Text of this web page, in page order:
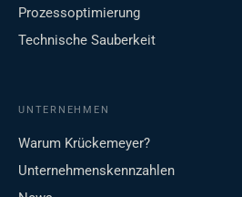
Prozessoptimierung
Technische Sauberkeit
UNTERNEHMEN
Warum Krückemeyer?
Unternehmenskennzahlen